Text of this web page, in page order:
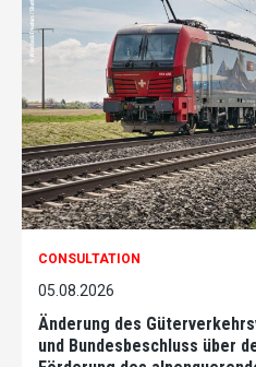
CONSULTATION
05.08.2026
Änderung des
und Bundesbeschluss über